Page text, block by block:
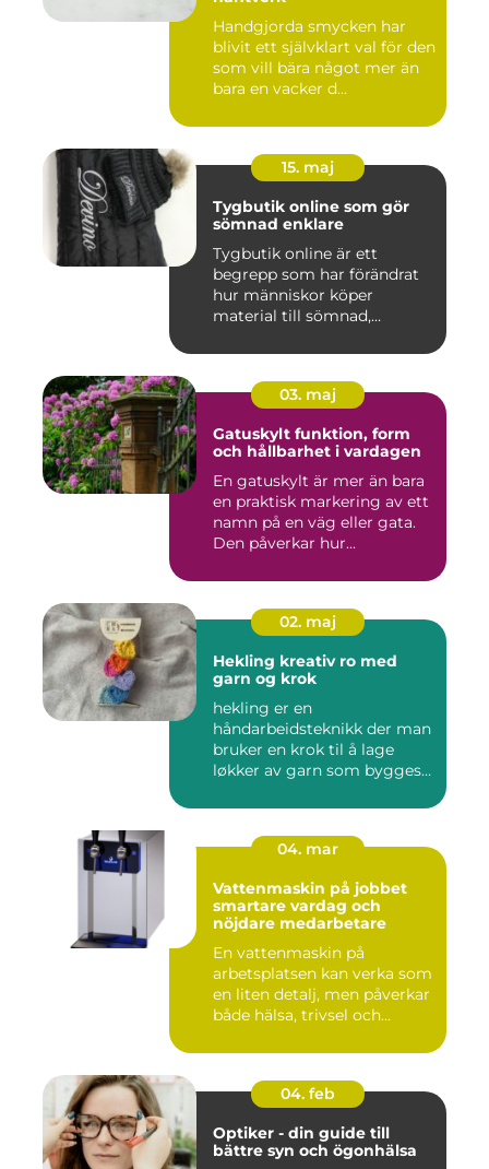
Handgjorda smycken har
blivit ett självklart val för den
som vill bära något mer än
bara en vacker d...
15. maj
Tygbutik online som gör
sömnad enklare
Tygbutik online är ett
begrepp som har förändrat
hur människor köper
material till sömnad,
03. maj
Gatuskylt funktion, form
och hållbarhet i vardagen
En gatuskylt är mer än bara
en praktisk markering av ett
namn på en väg eller gata.
Den påverkar hur...
02. maj
Hekling kreativ ro med
garn og krok
hekling er en
håndarbeidsteknikk der man
bruker en krok til å lage
løkker av garn som bygges
04. mar
Vattenmaskin på jobbet
smartare vardag och
nöjdare medarbetare
En vattenmaskin på
arbetsplatsen kan verka som
en liten detalj, men påverkar
både hälsa, trivsel och...
04. feb
Optiker - din guide till
bättre syn och ögonhälsa